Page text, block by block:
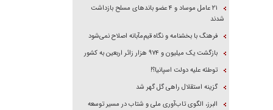
۲۱ عامل موساد و ۴ عضو باند‌های مسلح بازداشت
شدند
فرهنگ با بخشنامه و نگاه قیم‌مآبانه اصلاح نمی‌شود
بازگشت یک میلیون و ۹۷۴ هزار زائر اربعین به کشور
توطئه علیه دولت اسپانیا؟!
گزینه استقلال راهی گل گهر شد
البرز، الگوی تاب‌آوری ملی و شتاب در مسیر توسعه